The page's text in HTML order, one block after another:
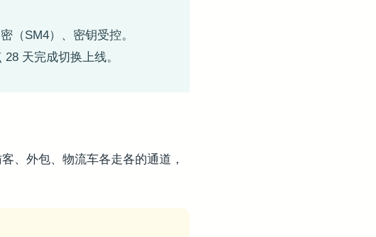
（SM4）、密钥受控。
天完成切换上线。
、外包、物流车各走各的通道，